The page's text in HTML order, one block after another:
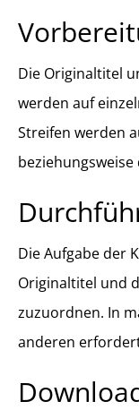
Die Originaltitel
werden auf
Streifen werden
Die Aufgabe der
Originaltitel und
zuzuordnen. In
anderen